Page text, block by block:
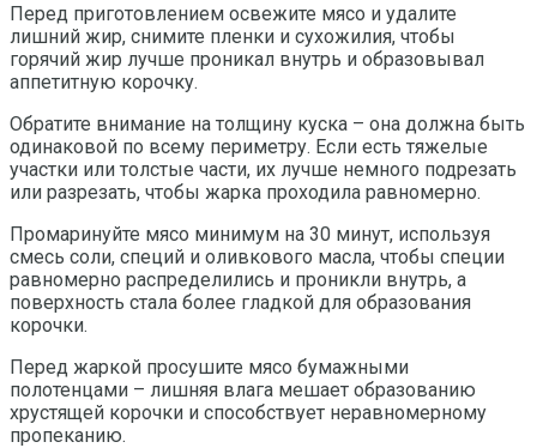
Перед приготовлением освежите мясо и удалите
лишний жир, снимите пленки и сухожилия, чтобы
горячий жир лучше проникал внутрь и образовывал
аппетитную корочку.
Обратите внимание на толщину куска – она должна быть
одинаковой по всему периметру. Если есть тяжелые
участки или толстые части, их лучше немного подрезать
или разрезать, чтобы жарка проходила равномерно.
Промаринуйте мясо минимум на 30 минут, используя
смесь соли, специй и оливкового масла, чтобы специи
равномерно распределились и проникли внутрь, а
поверхность стала более гладкой для образования
корочки.
Перед жаркой просушите мясо бумажными
полотенцами – лишняя влага мешает образованию
хрустящей корочки и способствует неравномерному
пропеканию.